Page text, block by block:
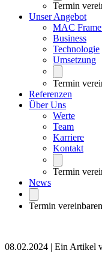
Termin
Unser Angebot
MAC
Business
Technologie
Umsetzung
Termin
Referenzen
Über Uns
Werte
Team
Karriere
Kontakt
Termin
News
Termin vereinbaren
08.02.2024 | Ein Artikel